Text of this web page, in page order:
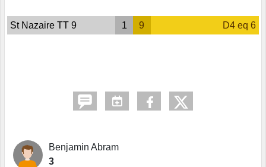
St Nazaire TT 9 1 9 D4 eq 6
Benjamin Abram
3